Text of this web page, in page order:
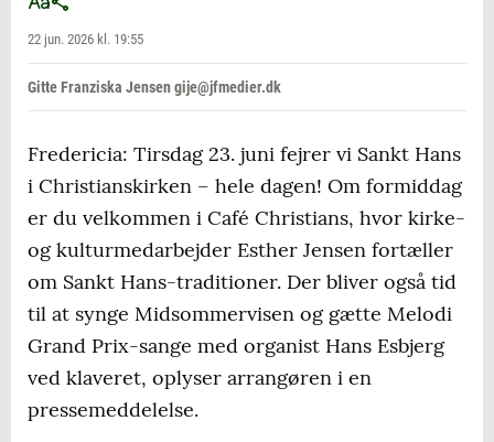
22 jun. 2026 kl. 19:55
Gitte Franziska Jensen gije@jfmedier.dk
Fredericia: Tirsdag 23. juni fejrer vi Sankt Hans
i Christianskirken – hele dagen! Om formiddag
er du velkommen i Café Christians, hvor kirke-
og kulturmedarbejder Esther Jensen fortæller
om Sankt Hans-traditioner. Der bliver også tid
til at synge Midsommervisen og gætte Melodi
Grand Prix-sange med organist Hans Esbjerg
ved klaveret, oplyser arrangøren i en
pressemeddelelse.